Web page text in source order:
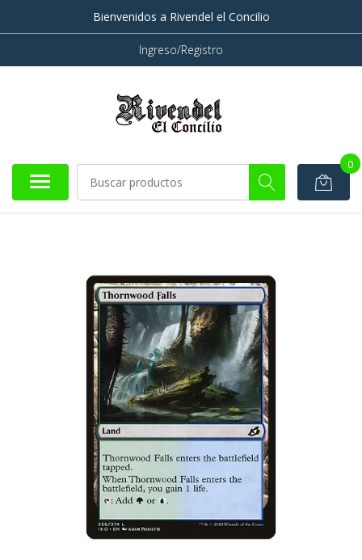
Bienvenidos a Rivendel el Concilio
Ingreso/Registro
0